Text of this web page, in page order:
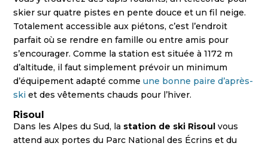
skier sur quatre pistes en pente douce et un fil neige.
Totalement accessible aux piétons, c’est l’endroit
parfait où se rendre en famille ou entre amis pour
s’encourager. Comme la station est située à 1172 m
d’altitude, il faut simplement prévoir un minimum
d’équipement adapté commeune bonne paire d’après-
ski et des vêtements chauds pour l’hiver.
Risoul
Dans les Alpes du Sud, la station de ski Risoulvous
attend aux portes du Parc National des Écrins et du